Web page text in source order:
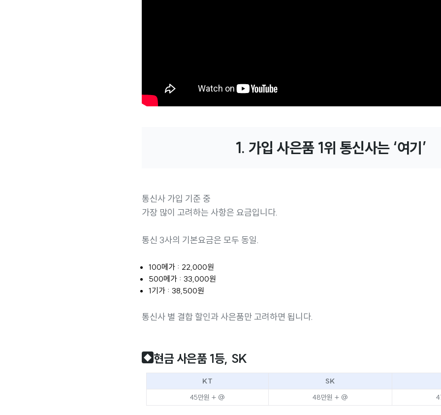
1. 가입 사은품 1위 통신사는 ‘여기’
통신사 가입 기준 중
가장 많이 고려하는 사항은 요금입니다.
통신 3사의 기본요금은 모두 동일.
100메가 : 22,000원
500메가 : 33,000원
1기가 : 38,500원
통신사 별 결합 할인과 사은품만 고려하면 됩니다.
◆ 현금 사은품 1등, SK
KT SK
45만원 + @
48만원 + @